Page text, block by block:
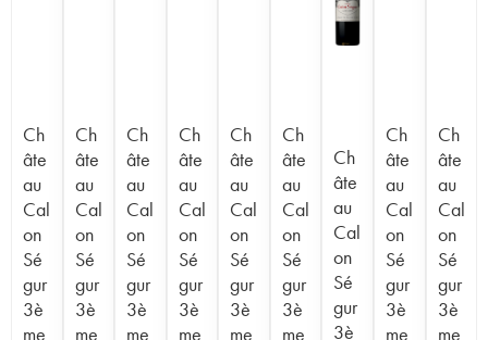
Ch
âte
au
Cal
on
Sé
gur
3è
me
Ch
âte
au
Cal
on
Sé
gur
3è
me
Ch
âte
au
Cal
on
Sé
gur
3è
me
Ch
âte
au
Cal
on
Sé
gur
3è
me
Ch
âte
au
Cal
on
Sé
gur
3è
me
Ch
âte
au
Cal
on
Sé
gur
3è
me
Ch
âte
au
Cal
on
Sé
gur
3è
Ch
âte
au
Cal
on
Sé
gur
3è
me
Ch
âte
au
Cal
on
Sé
gur
3è
me